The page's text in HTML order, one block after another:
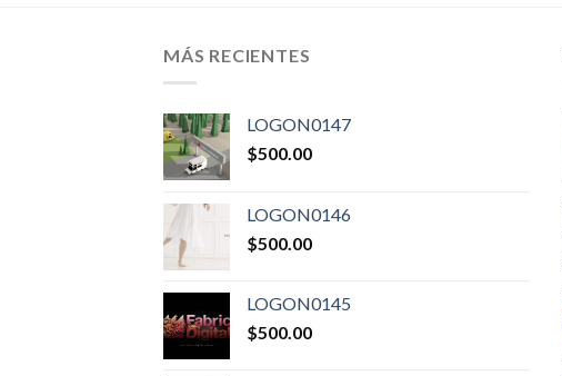
MÁS RECIENTES
LOGON0147
$500.00
LOGON0146
$500.00
LOGON0145
$500.00